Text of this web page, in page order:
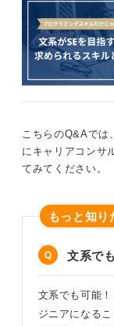
その際に「文
に、まず客観
いうように、
きな姿勢を自
価されるでし
こちらのQ&Aでは
にキャリアコンサ
てみてください。
もっと知り
文系で
文系でも可能
ジニアになる